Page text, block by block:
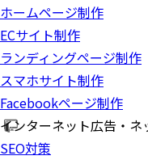
ホームページ制作
ECサイト制作
ランディングページ制作
スマホサイト制作
Facebookページ制作
インターネット広告・
SEO対策